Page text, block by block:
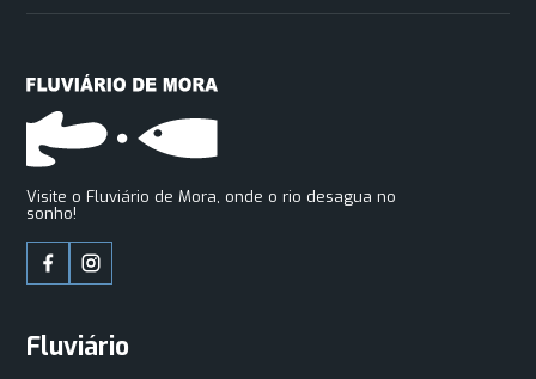
Visite o Fluviário de Mora, onde o rio desagua no
sonho!
Fluviário